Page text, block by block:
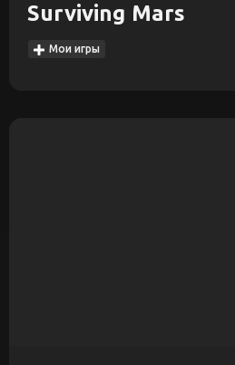
Surviving Mars
Мои игры